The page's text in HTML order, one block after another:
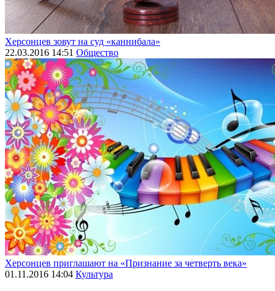
Херсонцев зовут на суд «каннибала»
22.03.2016 14:51 Общество
Херсонцев приглашают на «Признание за четверть века»
01.11.2016 14:04 Культура